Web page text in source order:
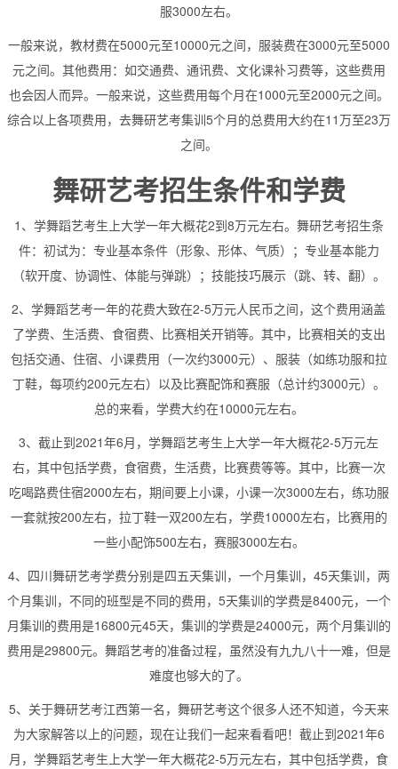
服3000左右。
一般来说，教材费在5000元至10000元之间，服装费在3000元至5000
元之间。其他费用：如交通费、通讯费、文化课补习费等，这些费用
也会因人而异。一般来说，这些费用每个月在1000元至2000元之间。
综合以上各项费用，去舞研艺考集训5个月的总费用大约在11万至23万
之间。
舞研艺考招生条件和学费
1、学舞蹈艺考生上大学一年大概花2到8万元左右。舞研艺考招生条
件：初试为：专业基本条件（形象、形体、气质）；专业基本能力
（软开度、协调性、体能与弹跳）；技能技巧展示（跳、转、翻）。
2、学舞蹈艺考一年的花费大致在2-5万元人民币之间，这个费用涵盖
了学费、生活费、食宿费、比赛相关开销等。其中，比赛相关的支出
包括交通、住宿、小课费用（一次约3000元）、服装（如练功服和拉
丁鞋，每项约200元左右）以及比赛配饰和赛服（总计约3000元）。
总的来看，学费大约在10000元左右。
3、截止到2021年6月，学舞蹈艺考生上大学一年大概花2-5万元左
右，其中包括学费，食宿费，生活费，比赛费等等。其中，比赛一次
吃喝路费住宿2000左右，期间要上小课，小课一次3000左右，练功服
一套就按200左右，拉丁鞋一双200左右，学费10000左右，比赛用的
一些小配饰500左右，赛服3000左右。
4、四川舞研艺考学费分别是四五天集训，一个月集训，45天集训，两
个月集训，不同的班型是不同的费用，5天集训的学费是8400元，一个
月集训的费用是16800元45天，集训的学费是24000元，两个月集训的
费用是29800元。舞蹈艺考的准备过程，虽然没有九九八十一难，但是
难度也够大的了。
5、关于舞研艺考江西第一名，舞研艺考这个很多人还不知道，今天来
为大家解答以上的问题，现在让我们一起来看看吧！截止到2021年6
月，学舞蹈艺考生上大学一年大概花2-5万元左右，其中包括学费，食